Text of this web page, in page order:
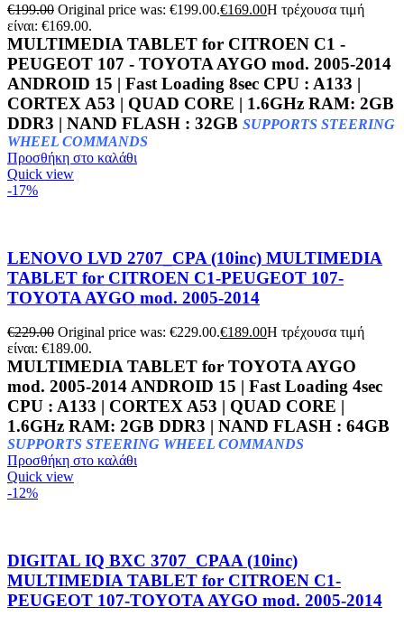
€199.00 Original price was: €199.00.€169.00Η τρέχουσα τιμή
είναι: €169.00.
MULTIMEDIA TABLET for CITROEN C1 -
PEUGEOT 107 - TOYOTA AYGO mod. 2005-2014
ANDROID 15 | Fast Loading 8sec CPU : A133 |
CORTEX A53 | QUAD CORE | 1.6GHz RAM: 2GB
DDR3 | NAND FLASH : 32GB SUPPORTS STEERING
WHEEL COMMANDS
Προσθήκη στο καλάθι
Quick view
-17%
LENOVO LVD 2707_CPA (10inc) MULTIMEDIA
TABLET for CITROEN C1-PEUGEOT 107-
TOYOTA AYGO mod. 2005-2014
€229.00 Original price was: €229.00.€189.00Η τρέχουσα τιμή
είναι: €189.00.
MULTIMEDIA TABLET for TOYOTA AYGO
mod. 2005-2014 ANDROID 15 | Fast Loading 4sec
CPU : A133 | CORTEX A53 | QUAD CORE |
1.6GHz RAM: 2GB DDR3 | NAND FLASH : 64GB
SUPPORTS STEERING WHEEL COMMANDS
Προσθήκη στο καλάθι
Quick view
-12%
DIGITAL IQ BXC 3707_CPAA (10inc)
MULTIMEDIA TABLET for CITROEN C1-
PEUGEOT 107-TOYOTA AYGO mod. 2005-2014